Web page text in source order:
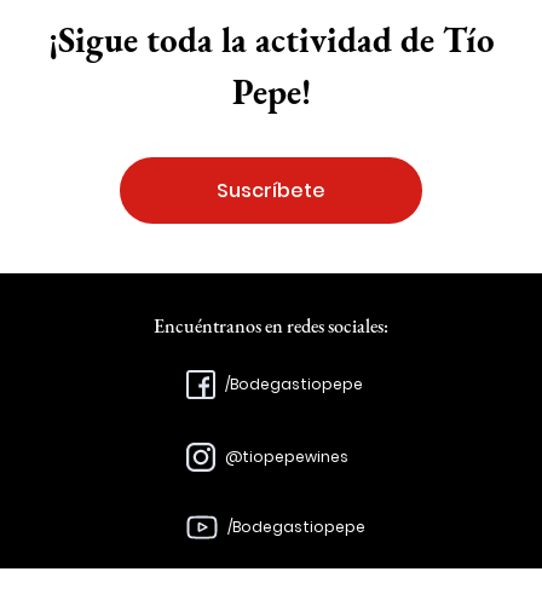
Suscríbete
¡Sigue toda la actividad de Tío
Pepe!
Encuéntranos en redes sociales:
/Bodegastiopepe
@tiopepewines
/Bodegastiopepe